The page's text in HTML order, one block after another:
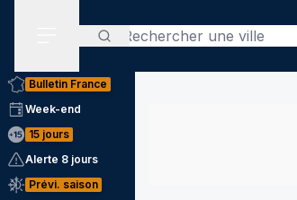
Rechercher
Bulletin France
Week-end
15 jours
Alerte 8 jours
Prévi. saison